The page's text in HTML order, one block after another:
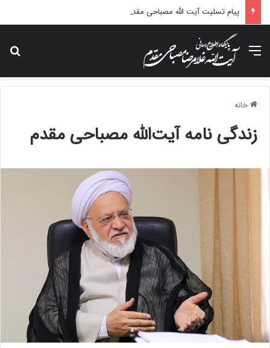
منو
خانه
زندگی نامه آیت‌الله مصباحی مقدم